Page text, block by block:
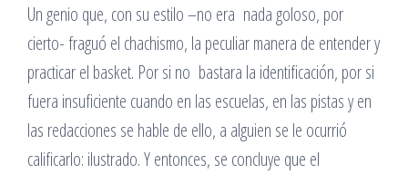
Un genio que, con su estilo –no era nada goloso, por
cierto- fraguó el chachismo, la peculiar manera de entender y
practicar el basket. Por si no bastara la identificación, por si
fuera insuficiente cuando en las escuelas, en las pistas y en
las redacciones se hable de ello, a alguien se le ocurrió
calificarlo: ilustrado. Y entonces, se concluye que el